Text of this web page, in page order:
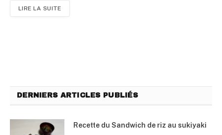
LIRE LA SUITE
DERNIERS ARTICLES PUBLIÉS
Recette du Sandwich de riz au sukiyaki